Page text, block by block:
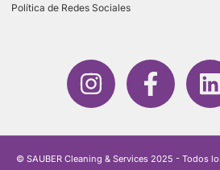
Política de Redes Sociales
© SAUBER Cleaning & Services 2025 - Todos